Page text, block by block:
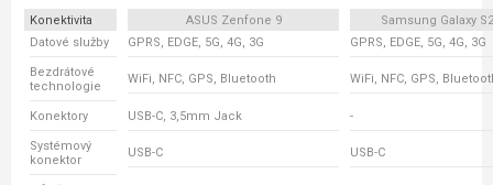
Konektivita ASUS Zenfone 9
Samsung Galaxy
Datové služby
GPRS, EDGE, 5G, 4G, 3G GPRS, EDGE, 5G, 4G, 3G
Bezdrátové
technologie
WiFi, NFC, GPS, Bluetooth WiFi, NFC, GPS,
Konektory USB-C, 3,5mm Jack -
Systémový
konektor
USB-C USB-C